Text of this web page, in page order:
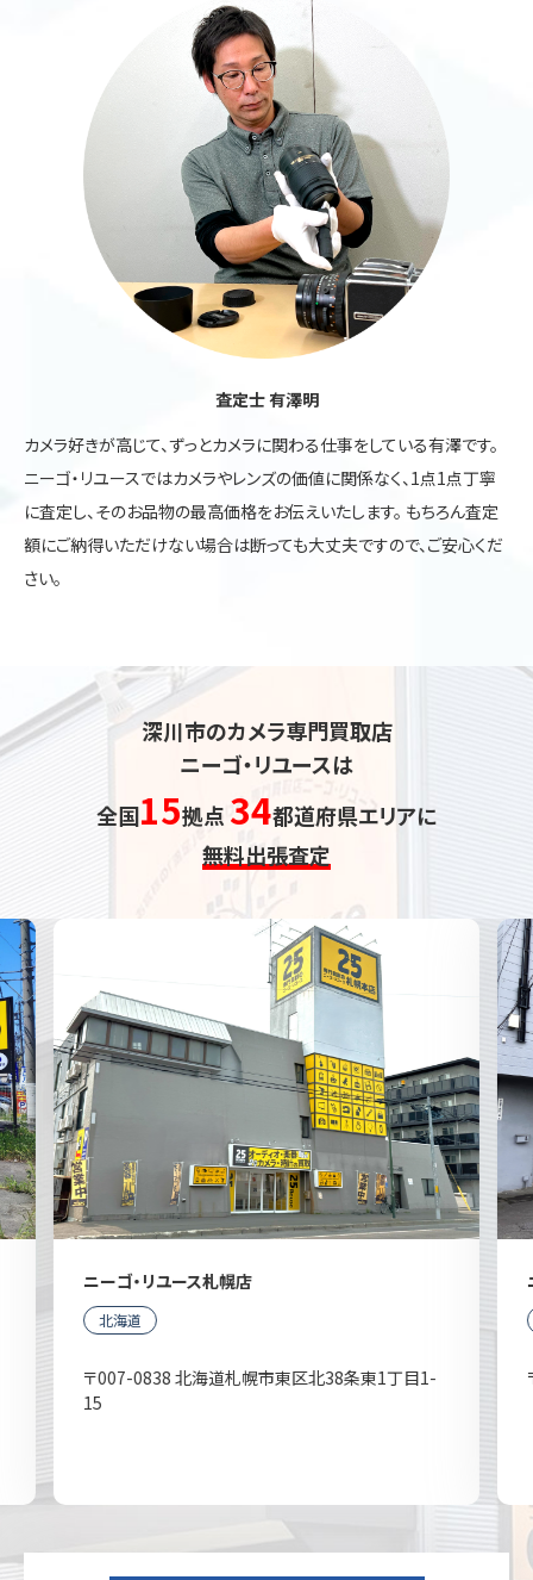
査定士 有澤明
カメラ好きが高じて、ずっとカメラに関わる仕事をしている有澤です。
ニーゴ・リユースではカメラやレンズの価値に関係なく、1点1点丁寧
に査定し、そのお品物の最高価格をお伝えいたします。 もちろん査定
額にご納得いただけない場合は断っても大丈夫ですので、ご安心くだ
さい。
深川市のカメラ専門買取店
ニーゴ・リユースは
全国15拠点 34都道府県エリアに
無料出張査定
ニーゴ・リユース札幌店
北海道
〒007-0838 北海道札幌市東区北38条東1丁目1-
15